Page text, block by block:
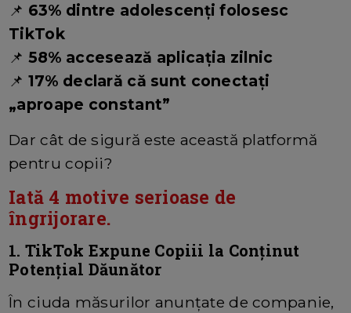
📌 63% dintre adolescenți folosesc
TikTok
📌 58% accesează aplicația zilnic
📌 17% declară că sunt conectați
„aproape constant”
Dar cât de sigură este această platformă
pentru copii?
Iată 4 motive serioase de
îngrijorare.
1. TikTok Expune Copiii la Conținut
Potențial Dăunător
În ciuda măsurilor anunțate de companie,